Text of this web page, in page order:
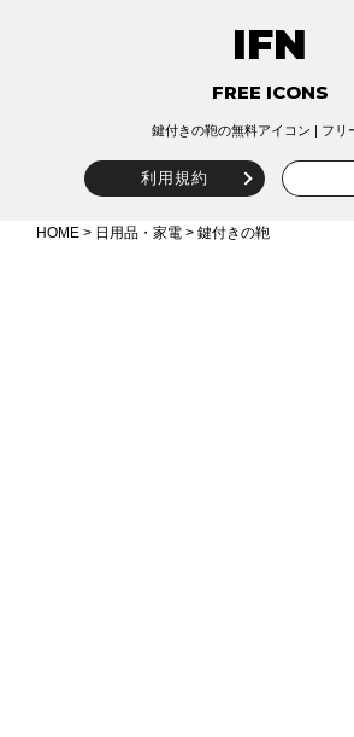
IFN
FREE ICONS
鍵付きの鞄の無料アイコン | フリ
利用規約
HOME > 日用品・家電 > 鍵付きの鞄